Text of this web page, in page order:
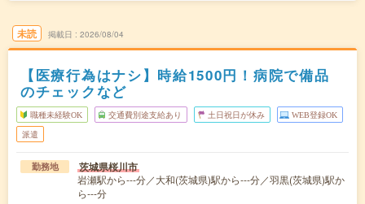
未読 掲載日 2026/08/04
【医療行為はナシ】時給1500円！病院で備品
のチェックなど
職種未経験OK 交通費別途支給あり 土日祝日が休み WEB登録OK
派遣
勤務地 茨城県桜川市
岩瀬駅から---分／大和(茨城県)駅から---分／羽黒(茨城県)駅か
ら---分